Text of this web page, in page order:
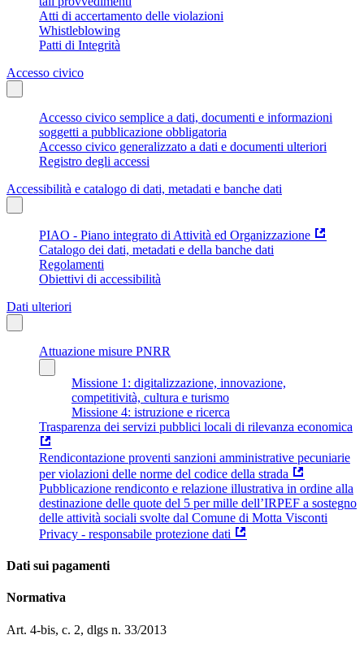
Atti di accertamento delle violazioni
Whistleblowing
Patti di Integrità
Accesso civico
Accesso civico semplice a dati, documenti e informazioni
soggetti a pubblicazione obbligatoria
Accesso civico generalizzato a dati e documenti ulteriori
Registro degli accessi
Accessibilità e catalogo di dati, metadati e banche dati
PIAO - Piano integrato di Attività ed Organizzazione
Catalogo dei dati, metadati e della banche dati
Regolamenti
Obiettivi di accessibilità
Dati ulteriori
Attuazione misure PNRR
Missione 1: digitalizzazione, innovazione,
competitività, cultura e turismo
Missione 4: istruzione e ricerca
Trasparenza dei servizi pubblici locali di rilevanza economica
Rendicontazione proventi sanzioni amministrative pecuniarie
per violazioni delle norme del codice della strada
Pubblicazione rendiconto e relazione illustrativa in ordine alla
destinazione delle quote del 5 per mille dell’IRPEF a sostegno
delle attività sociali svolte dal Comune di Motta Visconti
Privacy - responsabile protezione dati
Dati sui pagamenti
Normativa
Art. 4-bis, c. 2, dlgs n. 33/2013